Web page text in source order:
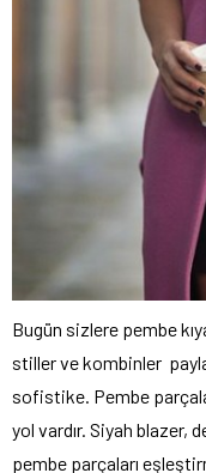
Bugün sizlere pembe
stiller ve kombinler
sofistike. Pembe
yol vardır. Siyah blazer,
pembe parçaları